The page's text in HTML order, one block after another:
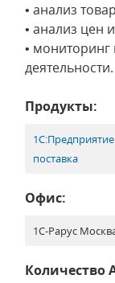
• анализ
• анализ цен
• мониторинг
деятельности.
Продукты:
поставка
Офис:
1С-Рарус
Количество